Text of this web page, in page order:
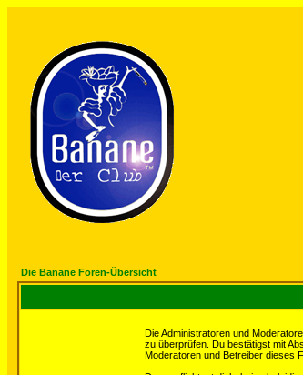
Die Banane Foren-Übersicht
Die Administratoren und
zu überprüfen. Du bestätigst mit
Moderatoren und Betreiber dieses